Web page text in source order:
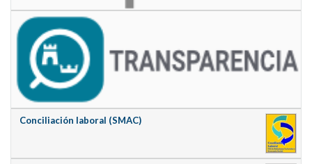
Conciliación laboral (SMAC)